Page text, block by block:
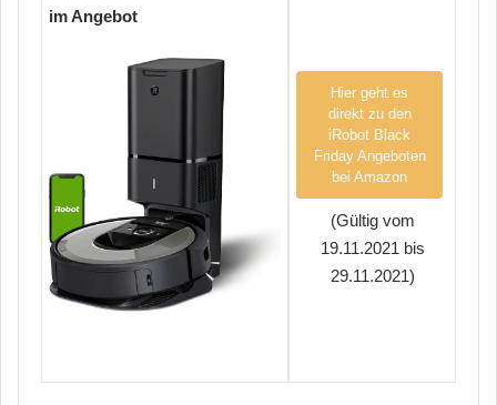
im Angebot
Hier geht es
direkt zu den
iRobot Black
Friday Angeboten
bei Amazon
(Gültig vom
19.11.2021 bis
29.11.2021)